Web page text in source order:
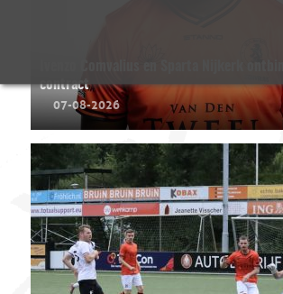
contract
07-08-2026